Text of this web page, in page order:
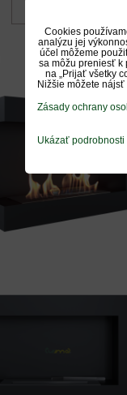
Cookies
analýzu jej
účel môžeme
sa môžu preniesť k
na „Prijať všetky
Nižšie môžete
Zásady ochrany
Ukázať podrobnosti